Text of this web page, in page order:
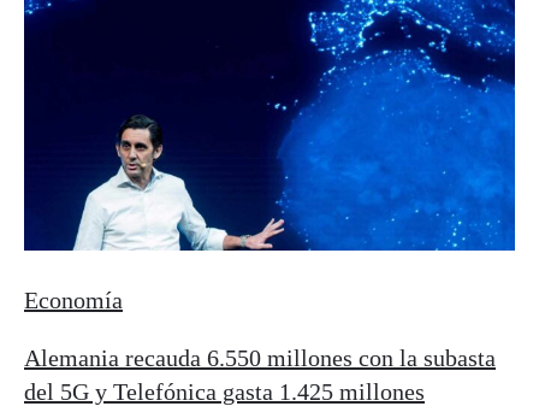
Economía
Alemania recauda 6.550 millones con la subasta
del 5G y Telefónica gasta 1.425 millones